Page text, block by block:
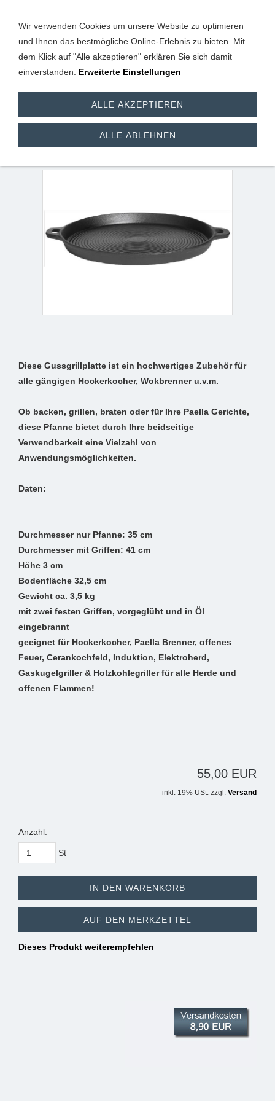
Grillplatte aus
Gusseisen 35 cm mit 3
cm Rand
Diese Gussgrillplatte ist ein hochwertiges Zubehör für
alle gängigen Hockerkocher, Wokbrenner u.v.m.
Ob backen, grillen, braten oder für Ihre Paella Gerichte,
diese Pfanne bietet durch Ihre beidseitige
Verwendbarkeit eine Vielzahl von
Anwendungsmöglichkeiten.
Daten:
Durchmesser nur Pfanne: 35 cm
Durchmesser mit Griffen: 41 cm
Höhe 3 cm
Bodenfläche 32,5 cm
Gewicht ca. 3,5 kg
mit zwei festen Griffen, vorgeglüht und in Öl
eingebrannt
geeignet für Hockerkocher, Paella Brenner, offenes
Feuer, Cerankochfeld, Induktion, Elektroherd,
Gaskugelgriller & Holzkohlegriller für alle Herde und
offenen Flammen!
55,00 EUR
inkl. 19% USt. zzgl. Versand
Anzahl:
St
IN DEN WARENKORB
AUF DEN MERKZETTEL
Dieses Produkt weiterempfehlen
Wir verwenden Cookies um unsere Website zu optimieren
und Ihnen das bestmögliche Online-Erlebnis zu bieten. Mit
dem Klick auf "Alle akzeptieren" erklären Sie sich damit
einverstanden. Erweiterte Einstellungen
ALLE AKZEPTIEREN
ALLE ABLEHNEN